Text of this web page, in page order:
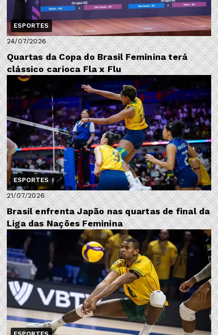
ESPORTES
24/07/2026
Quartas da Copa do Brasil Feminina terá
clássico carioca Fla x Flu
ESPORTES
21/07/2026
Brasil enfrenta Japão nas quartas de final da
Liga das Nações Feminina